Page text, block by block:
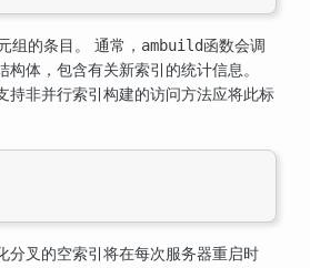
组的条目。 通常， ambuild函数会调
体，包含有关新索引的统计信息。
持非并行索引构建的访问方法应将此标
分叉的空索引将在每次服务器重启时